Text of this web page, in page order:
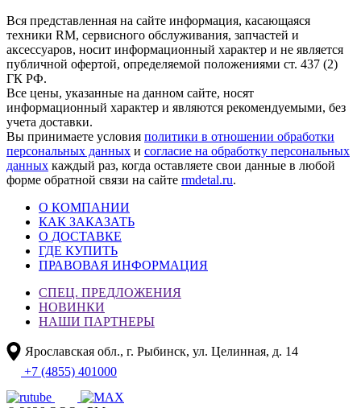
Вся представленная на сайте информация, касающаяся
техники RM, сервисного обслуживания, запчастей и
аксессуаров, носит информационный характер и не является
публичной офертой, определяемой положениями ст. 437 (2)
ГК РФ.
Все цены, указанные на данном сайте, носят
информационный характер и являются рекомендуемыми, без
учета доставки.
Вы принимаете условия политики в отношении обработки
персональных данных и согласие на обработку персональных
данных каждый раз, когда оставляете свои данные в любой
форме обратной связи на сайте rmdetal.ru.
О КОМПАНИИ
КАК ЗАКАЗАТЬ
О ДОСТАВКЕ
ГДЕ КУПИТЬ
ПРАВОВАЯ ИНФОРМАЦИЯ
СПЕЦ. ПРЕДЛОЖЕНИЯ
НОВИНКИ
НАШИ ПАРТНЕРЫ
Ярославская обл., г. Рыбинск, ул. Целинная, д. 14
+7 (4855) 401000